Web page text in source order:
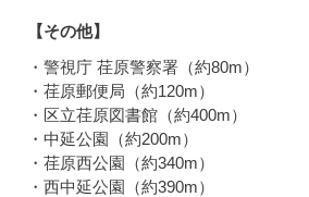
【その他】
・警視庁 荏原警察署（約80m）
・荏原郵便局（約120m）
・区立荏原図書館（約400m）
・中延公園（約200m）
・荏原西公園（約340m）
・西中延公園（約390m）